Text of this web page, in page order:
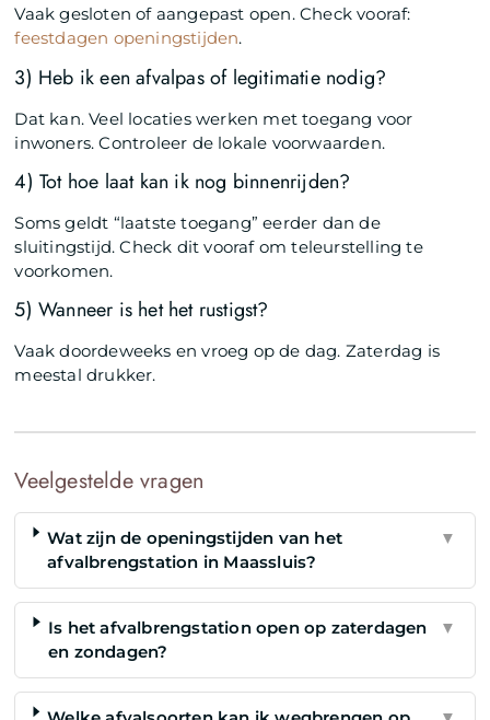
Vaak gesloten of aangepast open. Check vooraf:
feestdagen openingstijden.
3) Heb ik een afvalpas of legitimatie nodig?
Dat kan. Veel locaties werken met toegang voor
inwoners. Controleer de lokale voorwaarden.
4) Tot hoe laat kan ik nog binnenrijden?
Soms geldt “laatste toegang” eerder dan de
sluitingstijd. Check dit vooraf om teleurstelling te
voorkomen.
5) Wanneer is het het rustigst?
Vaak doordeweeks en vroeg op de dag. Zaterdag is
meestal drukker.
Veelgestelde vragen
Wat zijn de openingstijden van het
afvalbrengstation in Maassluis?
▼
Is het afvalbrengstation open op zaterdagen
en zondagen?
▼